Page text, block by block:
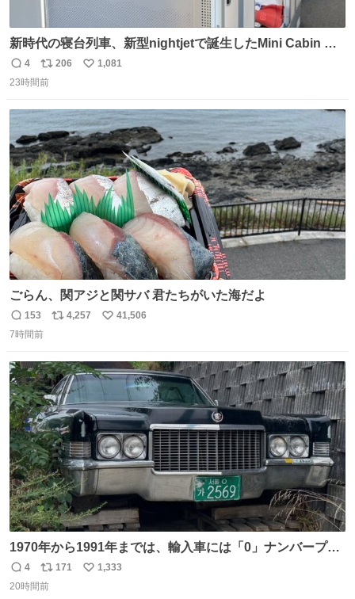
新時代の寝台列車、新型nightjetで誕生したMini Cabin ま
さに走るカプセルホテルといった感じで、一人旅で利用す
るのにはちょうどいい設備。 他の人も言ってましたが、サ
返
信
4
リ
ポ
ト
数
206
い
数
1,081
23時間前
ごらん、関アジと関サバ 君たちがいた海だよ
返
信
153
リ
ト
数
4,257
い
数
41,506
7時間前
1970年から1991年までは、輸入車には「0」ナンバープレ
ートが使用されていました。 その後、この制度は廃止さ
れ、すべての「0」ナンバープレートは抹消・無効化され
返
信
4
リ
ポ
171
い
1,333
20時間前